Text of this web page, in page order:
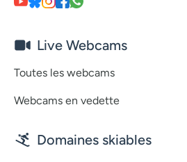
Live Webcams
Toutes les webcams
Webcams en vedette
Domaines skiables